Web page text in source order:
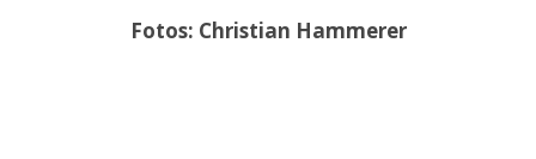
Fotos: Christian Hammerer